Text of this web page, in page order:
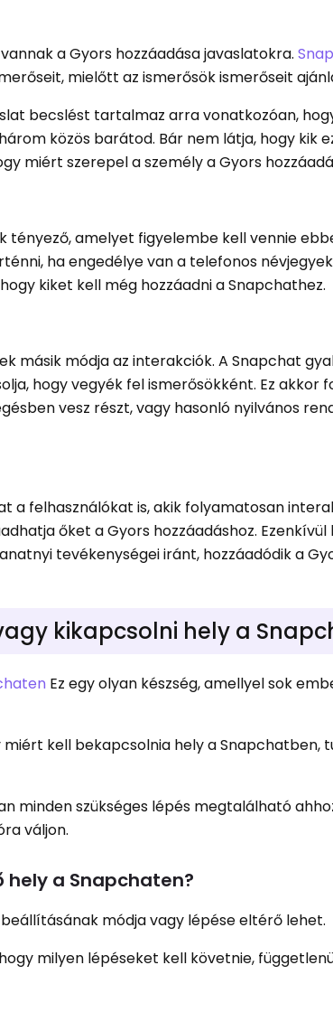
a Gyors hozzáadása javaslatokra.
mielőtt az ismerősök ismerőseit
becslést tartalmaz arra vonatkozóan,
közös barátod. Bár nem látja, hogy kik
miért szerepel a személy a Gyors
tényező, amelyet figyelembe kell vennie
ha engedélye van a telefonos
kiket kell még hozzáadni a Snapchathez.
másik módja az interakciók. A Snapchat
hogy vegyék fel ismerősökként. Ez akkor
vesz részt, vagy hasonló nyilvános
a felhasználókat is, akik folyamatosan
őket a Gyors hozzáadáshoz.
tevékenységei iránt, hozzáadódik a
kikapcsolni hely a
Ez egy olyan készség, amellyel sok
kell bekapcsolnia hely a Snapchatben,
minden szükséges lépés megtalálható
váljon.
a Snapchaten?
módja vagy lépése eltérő lehet.
milyen lépéseket kell követnie,